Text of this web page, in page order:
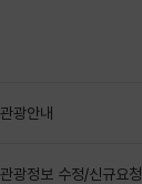
관광안내
관광정보 수정/신규요청